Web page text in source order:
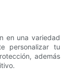
en una variedad
personalizar tu
además